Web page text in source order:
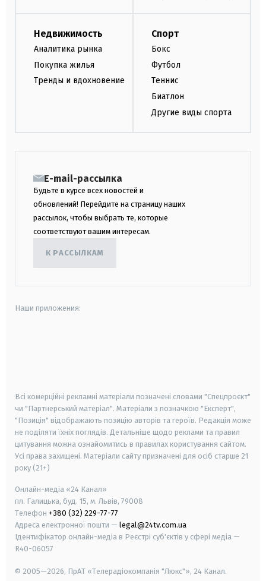
Недвижимость
Аналитика рынка
Покупка жилья
Тренды и вдохновение
Спорт
Бокс
Футбол
Теннис
Биатлон
Другие виды спорта
E-mail-рассылка
Будьте в курсе всех новостей и
обновлений! Перейдите на страницу наших
рассылок, чтобы выбрать те, которые
соответствуют вашим интересам.
К РАССЫЛКАМ
Наши приложения:
Всі комерційні рекламні матеріали позначені словами "Спецпроєкт"
чи "Партнерський матеріал". Матеріали з позначкою "Експерт",
"Позиція" відображають позицію авторів та героїв. Редакція може
не поділяти їхніх поглядів. Детальніше щодо реклами та правил
цитування можна ознайомитись в правилах користування сайтом.
Усі права захищені. Матеріали сайту призначені для осіб старше 21
року (21+)
Онлайн-медіа «24 Канал»
пл. Галицька, буд. 15, м. Львів, 79008
Телефон +380 (32) 229-77-77
Адреса електронної пошти — legal@24tv.com.ua
Ідентифікатор онлайн-медіа в Реєстрі суб'єктів у сфері медіа —
R40-06057
© 2005—2026, ПрАТ «Телерадіокомпанія "Люкс"», 24 Канал.